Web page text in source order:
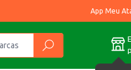
App Meu